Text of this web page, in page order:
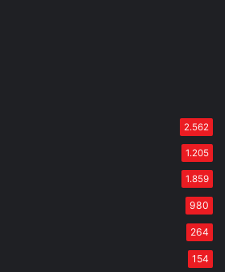
2.562
1.205
1.859
980
264
154